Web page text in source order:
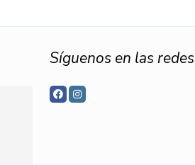
Síguenos en las redes